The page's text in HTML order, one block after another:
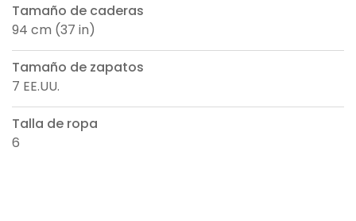
Tamaño de caderas
94 cm (37 in)
Tamaño de zapatos
7 EE.UU.
Talla de ropa
6